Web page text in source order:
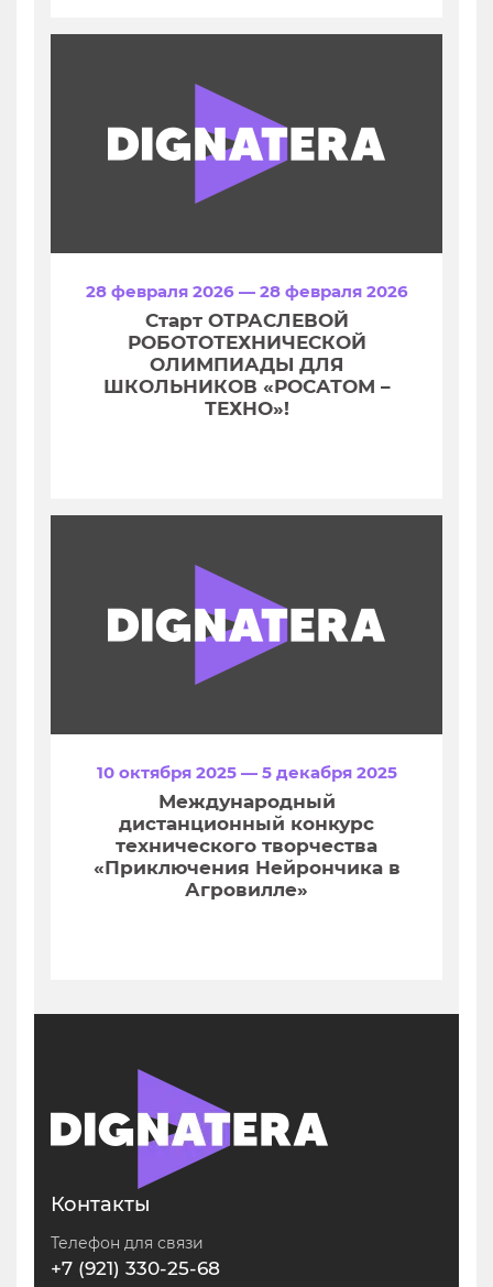
28 февраля 2026 — 28 февраля 2026
Старт ОТРАСЛЕВОЙ
РОБОТОТЕХНИЧЕСКОЙ
ОЛИМПИАДЫ ДЛЯ
ШКОЛЬНИКОВ «РОСАТОМ –
ТЕХНО»!
10 октября 2025 — 5 декабря 2025
Международный
дистанционный конкурс
технического творчества
«Приключения Нейрончика в
Агровилле»
Контакты
Телефон для связи
+7 (921) 330-25-68